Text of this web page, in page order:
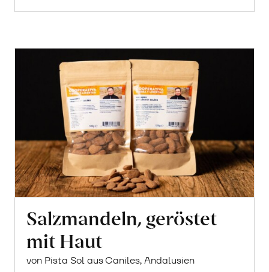
Salzmandeln, geröstet
mit Haut
von Pista Sol aus Caniles, Andalusien